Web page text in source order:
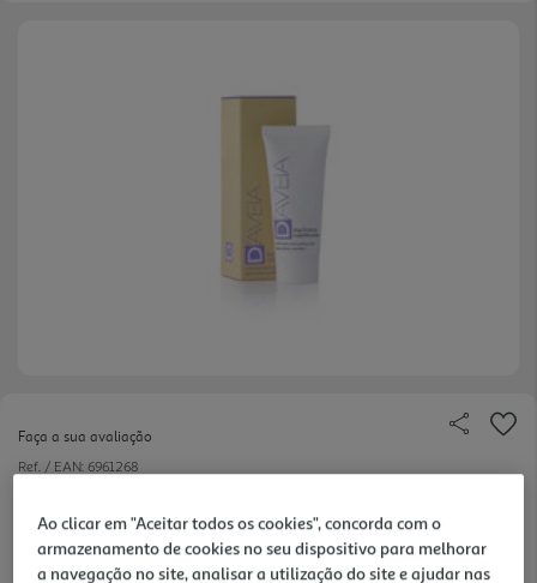
Faça a sua avaliação
Ref. / EAN: 6961268
Ao clicar em "Aceitar todos os cookies", concorda com o
armazenamento de cookies no seu dispositivo para melhorar
a navegação no site, analisar a utilização do site e ajudar nas